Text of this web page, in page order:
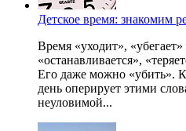
Детское время: знакомим
Время «уходит»,
«останавливается»,
Его даже можно «убить».
день оперирует этими
неуловимой...